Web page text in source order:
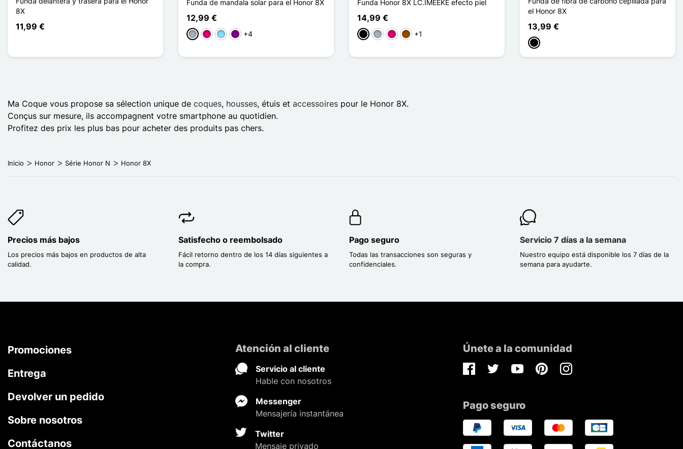
8X
11,99 €
Funda de mandala solar para el Honor 8X
12,99 €
Gris MagentaAzul claro
Púrpura
+4
Funda Honor 8X LC.IMEEKE efecto piel
14,99 €
NegroGris Magenta
Marrón
+1
el Honor 8X
13,99 €
Negro
Ma Coque vous propose sa sélection unique de coques, housses, étuis et accessoires pour le Honor 8X.
Conçus sur mesure, ils accompagnent votre smartphone au quotidien.
Profitez des prix les plus bas pour acheter des produits pas chers.
Inicio Honor Série Honor N Honor 8X
Precios más bajos
Los precios más bajos en productos de alta
calidad.
Satisfecho o reembolsado
Fácil retorno dentro de los 14 días siguientes a
la compra.
Pago seguro
Todas las transacciones son seguras y
confidenciales.
Servicio 7 días a la semana
Nuestro equipo está disponible los 7 días de la
semana para ayudarte.
Promociones
Entrega
Devolver un pedido
Sobre nosotros
Contáctanos
Atención al cliente
Servicio al cliente
Hable con nosotros
Messenger
Mensajería instantánea
Twitter
Mensaje privado
Únete a la comunidad
FacebookTwitterYoutubePinterestInstagram
Pago seguro